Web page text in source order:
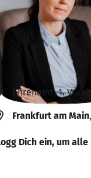
Ehrenamt, 1.
Frankfurt am Main
Dich ein, um